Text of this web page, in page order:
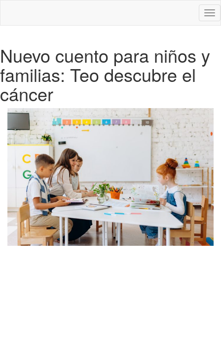
Nuevo cuento para niños y
familias: Teo descubre el
cáncer